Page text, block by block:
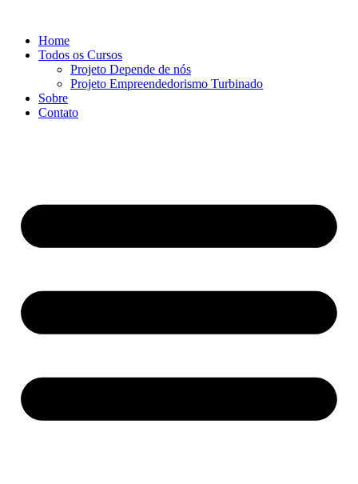
conteúdo
Home
Todos os Cursos
Projeto Depende de nós
Projeto Empreendedorismo Turbinado
Sobre
Contato